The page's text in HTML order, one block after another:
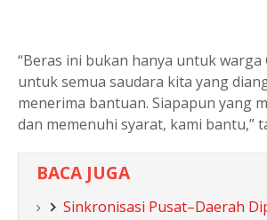
“Beras ini bukan hanya untuk warga
untuk semua saudara kita yang
menerima bantuan. Siapapun yang
dan memenuhi syarat, kami bantu,”
BACA JUGA
Sinkronisasi Pusat–Daerah